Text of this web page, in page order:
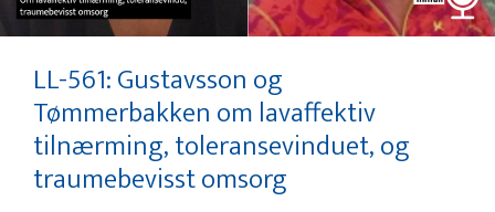
LL-561: Gustavsson og
Tømmerbakken om lavaffektiv
tilnærming, toleransevinduet, og
traumebevisst omsorg